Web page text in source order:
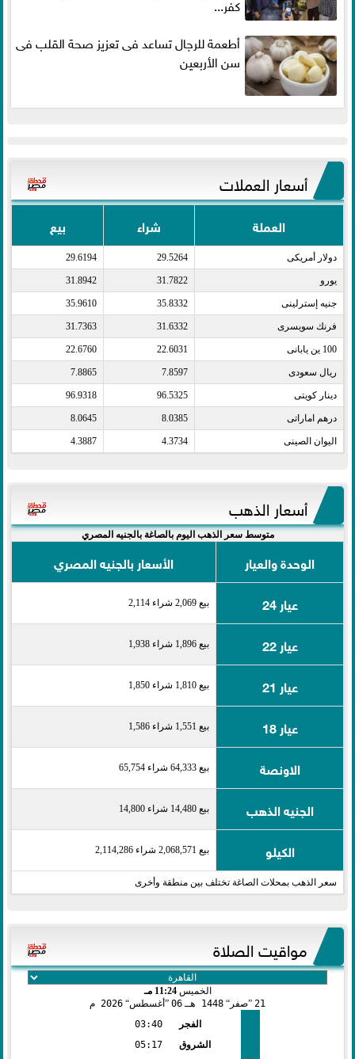
كفر...
أطعمة للرجال تساعد فى تعزيز صحة القلب فى
سن الأربعين
أسعار العملات
العملة شراء بيع
دولار أمريكى​ 29.5264
29.6194
يورو​ 31.7822
31.8942
جنيه إسترلينى​ 35.8332
35.9610
فرنك سويسرى​ 31.6332
31.7363
100 ين يابانى​ 22.6031
22.6760
ريال سعودى​ 7.8597
7.8865
دينار كويتى​ 96.5325
96.9318
درهم اماراتى​ 8.0385
8.0645
اليوان الصينى​ 4.3734
4.3887
أسعار الذهب
متوسط سعر الذهب اليوم بالصاغة بالجنيه المصري
الوحدة والعيار
الأسعار بالجنيه المصري
عيار 24
بيع 2,069 شراء 2,114
عيار 22 بيع 1,896 شراء 1,938
عيار 21 بيع 1,810 شراء 1,850
عيار 18 بيع 1,551 شراء 1,586
الاونصة بيع 64,333 شراء 65,754
الجنيه الذهب بيع 14,480 شراء 14,800
الكيلو بيع 2,068,571 شراء 2,114,286
سعر الذهب بمحلات الصاغة تختلف بين منطقة وأخرى
مواقيت الصلاة
الخميس11:24 مـ
21 صفر 1448 هـ 06 أغسطس 2026 م
الفجر
03:40
الشروق
05:17